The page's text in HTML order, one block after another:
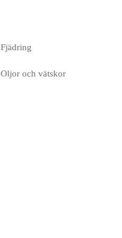
Fjädring
Oljor och vätskor